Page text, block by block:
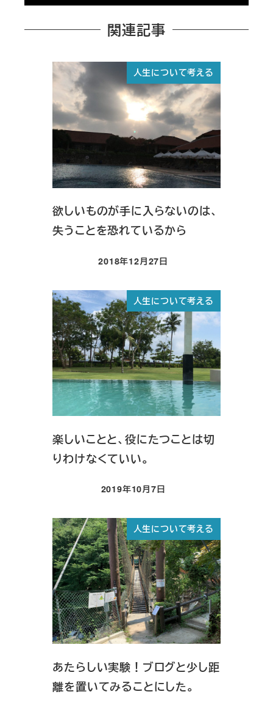
関連記事
人生について考える
欲しいものが手に入らないのは、
失うことを恐れているから
投稿日
2018年12月27日
人生について考える
楽しいことと、役にたつことは切
りわけなくていい。
投稿日
2019年10月7日
人生について考える
あたらしい実験！ブログと少し距
離を置いてみることにした。